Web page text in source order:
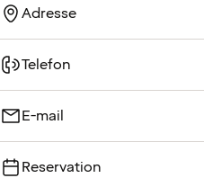
Adresse
Telefon
E-mail
Reservation